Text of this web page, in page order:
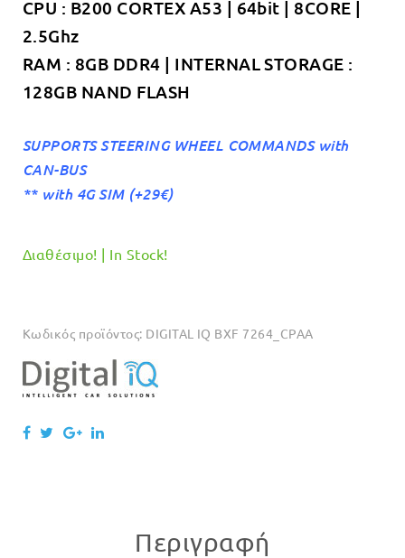
CPU : B200 CORTEX A53 | 64bit | 8CORE |
2.5Ghz
RAM : 8GB DDR4 | INTERNAL STORAGE :
128GB NAND FLASH
SUPPORTS STEERING WHEEL COMMANDS with
CAN-BUS
** with 4G SIM (+29€)
Διαθέσιμο! | In Stock!
Κωδικός προϊόντος: DIGITAL IQ BXF 7264_CPAA
Περιγραφή